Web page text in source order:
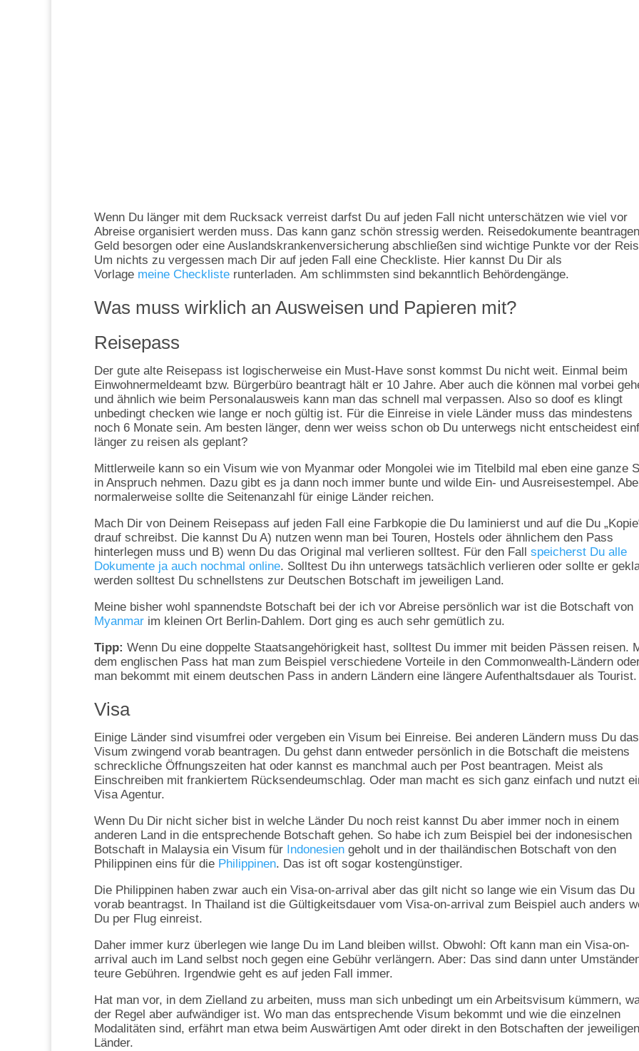
Wenn Du länger mit dem Rucksack verreist darfst Du auf jeden Fall nicht unterschätzen wie viel vor
Abreise organisiert werden muss. Das kann ganz schön stressig werden. Reisedokumente
Geld besorgen oder eine Auslandskrankenversicherung abschließen sind wichtige Punkte vor der
Um nichts zu vergessen mach Dir auf jeden Fall eine Checkliste. Hier kannst Du Dir als
Vorlage meine Checkliste runterladen. Am schlimmsten sind bekanntlich Behördengänge.
Was muss wirklich an Ausweisen und Papieren mit?
Reisepass
Der gute alte Reisepass ist logischerweise ein Must-Have sonst kommst Du nicht weit. Einmal beim
Einwohnermeldeamt bzw. Bürgerbüro beantragt hält er 10 Jahre. Aber auch die können mal vorbei
und ähnlich wie beim Personalausweis kann man das schnell mal verpassen. Also so doof es klingt
unbedingt checken wie lange er noch gültig ist. Für die Einreise in viele Länder muss das mindestens
noch 6 Monate sein. Am besten länger, denn wer weiss schon ob Du unterwegs nicht entscheidest
länger zu reisen als geplant?
Mittlerweile kann so ein Visum wie von Myanmar oder Mongolei wie im Titelbild mal eben eine ganze
in Anspruch nehmen. Dazu gibt es ja dann noch immer bunte und wilde Ein- und Ausreisestempel.
normalerweise sollte die Seitenanzahl für einige Länder reichen.
Mach Dir von Deinem Reisepass auf jeden Fall eine Farbkopie die Du laminierst und auf die Du
drauf schreibst. Die kannst Du A) nutzen wenn man bei Touren, Hostels oder ähnlichem den Pass
hinterlegen muss und B) wenn Du das Original mal verlieren solltest. Für den Fall speicherst Du alle
Dokumente ja auch nochmal online. Solltest Du ihn unterwegs tatsächlich verlieren oder sollte er
werden solltest Du schnellstens zur Deutschen Botschaft im jeweiligen Land.
Meine bisher wohl spannendste Botschaft bei der ich vor Abreise persönlich war ist die Botschaft von
Myanmar im kleinen Ort Berlin-Dahlem. Dort ging es auch sehr gemütlich zu.
Tipp: Wenn Du eine doppelte Staatsangehörigkeit hast, solltest Du immer mit beiden Pässen reisen.
dem englischen Pass hat man zum Beispiel verschiedene Vorteile in den Commonwealth-Ländern
man bekommt mit einem deutschen Pass in andern Ländern eine längere Aufenthaltsdauer als Tourist.
Visa
Einige Länder sind visumfrei oder vergeben ein Visum bei Einreise. Bei anderen Ländern muss Du das
Visum zwingend vorab beantragen. Du gehst dann entweder persönlich in die Botschaft die meistens
schreckliche Öffnungszeiten hat oder kannst es manchmal auch per Post beantragen. Meist als
Einschreiben mit frankiertem Rücksendeumschlag. Oder man macht es sich ganz einfach und nutzt
Visa Agentur.
Wenn Du Dir nicht sicher bist in welche Länder Du noch reist kannst Du aber immer noch in einem
anderen Land in die entsprechende Botschaft gehen. So habe ich zum Beispiel bei der indonesischen
Botschaft in Malaysia ein Visum für Indonesien geholt und in der thailändischen Botschaft von den
Philippinen eins für die Philippinen. Das ist oft sogar kostengünstiger.
Die Philippinen haben zwar auch ein Visa-on-arrival aber das gilt nicht so lange wie ein Visum das Du
vorab beantragst. In Thailand ist die Gültigkeitsdauer vom Visa-on-arrival zum Beispiel auch anders
Du per Flug einreist.
Daher immer kurz überlegen wie lange Du im Land bleiben willst. Obwohl: Oft kann man ein Visa-on-
arrival auch im Land selbst noch gegen eine Gebühr verlängern. Aber: Das sind dann unter
teure Gebühren. Irgendwie geht es auf jeden Fall immer.
Hat man vor, in dem Zielland zu arbeiten, muss man sich unbedingt um ein Arbeitsvisum kümmern,
der Regel aber aufwändiger ist. Wo man das entsprechende Visum bekommt und wie die einzelnen
Modalitäten sind, erfährt man etwa beim Auswärtigen Amt oder direkt in den Botschaften der jeweiligen
Länder.